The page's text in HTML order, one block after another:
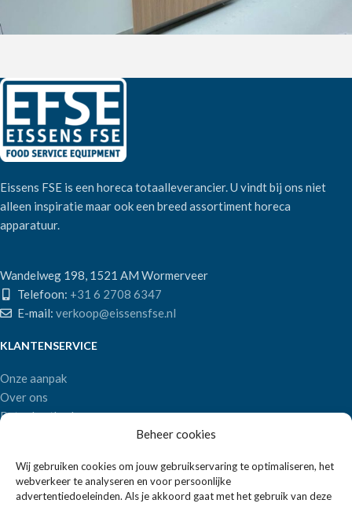
Beheer cookies
Wij gebruiken cookies om jouw gebruikservaring te optimaliseren, het
webverkeer te analyseren en voor persoonlijke
advertentiedoeleinden. Als je akkoord gaat met het gebruik van deze
Eissens FSE is een horeca totaalleverancier. U vindt bij ons niet
alleen inspiratie maar ook een breed assortiment horeca
apparatuur.
Wandelweg 198, 1521 AM Wormerveer
Telefoon: +31 6 2708 6347
E-mail: verkoop@eissensfse.nl
KLANTENSERVICE
Onze aanpak
Over ons
Betaalmethoden
POPULAIRE MERKEN